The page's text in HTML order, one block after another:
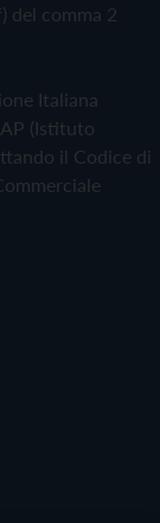
del comma 2
Italiana
(Istituto
il Codice di